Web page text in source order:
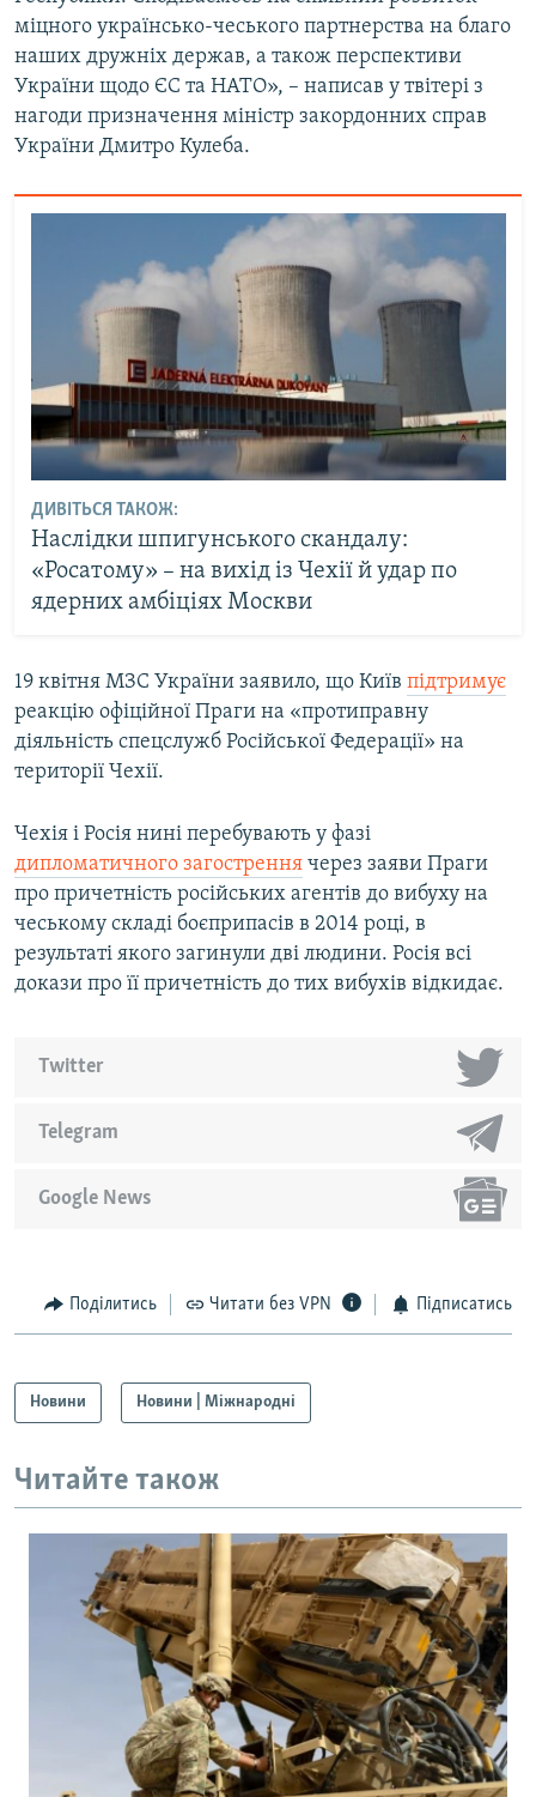
міцного українсько-чеського партнерства на благо
наших дружніх держав, а також перспективи
України щодо ЄС та НАТО», – написав у твітері з
нагоди призначення міністр закордонних справ
України Дмитро Кулеба.
ДИВІТЬСЯ ТАКОЖ:
Наслідки шпигунського скандалу:
«Росатому» – на вихід із Чехії й удар по
ядерних амбіціях Москви
19 квітня МЗС України заявило, що Київ підтримує
реакцію офіційної Праги на «протиправну
діяльність спецслужб Російської Федерації» на
території Чехії.
Чехія і Росія нині перебувають у фазі
дипломатичного загострення через заяви Праги
про причетність російських агентів до вибуху на
чеському складі боєприпасів в 2014 році, в
результаті якого загинули дві людини. Росія всі
докази про її причетність до тих вибухів відкидає.
Telegram
Google News
Twitter
Поділитись Читати без VPN Підписатись
Новини Новини | Міжнародні
Читайте також